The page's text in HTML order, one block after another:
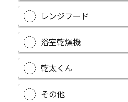
レンジフード
浴室乾燥機
乾太くん
その他